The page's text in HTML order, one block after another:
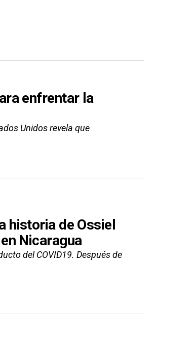
enfrentar la
Unidos revela que
historia de Ossiel
Nicaragua
del COVID19. Después de